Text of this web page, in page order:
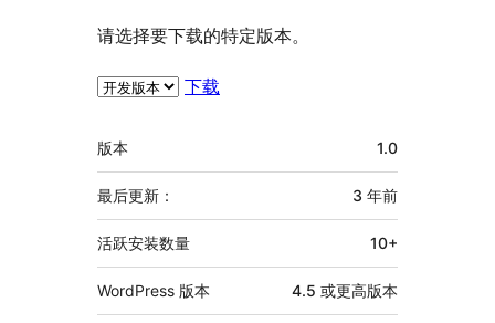
请选择要下载的特定版本。
下载
额
外
信
息
版本 1.0
最后更新： 3 年前
活跃安装数量 10+
WordPress 版本 4.5 或更高版本